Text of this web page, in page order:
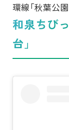
環線「秋葉公
和泉ちび
台」